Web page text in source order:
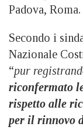
Padova, Roma.
Secondo i
Nazionale
“pur
riconfermato
rispetto alle
per il rinnovo